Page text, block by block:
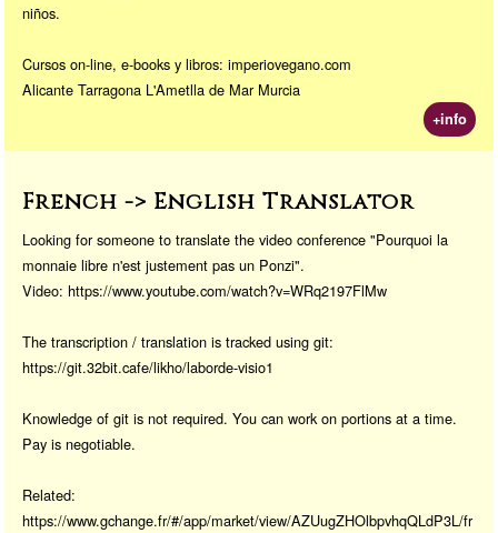
niños.
Cursos on-line, e-books y libros: imperiovegano.com
Alicante Tarragona L'Ametlla de Mar Murcia
+info
French -> English Translator
Looking for someone to translate the video conference "Pourquoi la
monnaie libre n'est justement pas un Ponzi".
Video: https://www.youtube.com/watch?v=WRq2197FlMw
The transcription / translation is tracked using git:
https://git.32bit.cafe/likho/laborde-visio1
Knowledge of git is not required. You can work on portions at a time.
Pay is negotiable.
Related:
https://www.gchange.fr/#/app/market/view/AZUugZHOlbpvhqQLdP3L/fr